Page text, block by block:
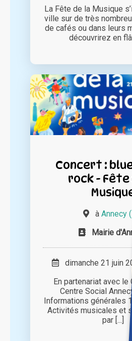
La Fête de la Musique
ville sur de très
de cafés ou dans leurs
découvrirez en
Concert :
rock - Fête
à Annecy
Mairie
dimanche 21 juin
En partenariat avec le
Centre Social
Informations générales
Activités musicales et
par [...]